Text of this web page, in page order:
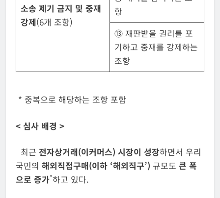
소송 제기 금지 및 중재
강제(6개 조항)
항
⑬ 재판받을 권리를 포
기하고 중재를 강제하는
조항
* 중복으로 해당하는 조항 포함
< 심사 배경 >
최근 전자상거래(이커머스) 시장이 성장하면서 우리
국민의 해외직접구매(이하 ‘해외직구’) 규모도 큰 폭
으로 증가*하고 있다.